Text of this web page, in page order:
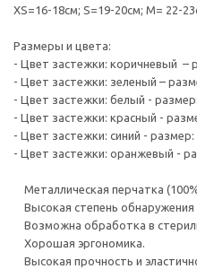
XS=16-18см; S=19-20см; M= 22-
Размеры и цвета:
- Цвет застежки: коричневый –
- Цвет застежки: зеленый –
- Цвет застежки: белый -
- Цвет застежки: красный -
- Цвет застежки: синий - размер:
- Цвет застежки: оранжевый -
Металлическая перчатка
Высокая степень
Возможна обработка в
Хорошая эргономика.
Высокая прочность и